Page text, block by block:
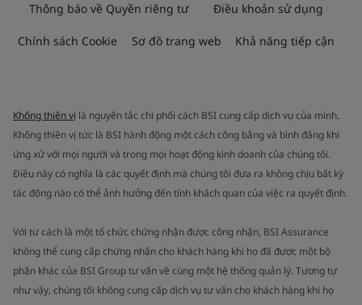
Thông báo về Quyền riêng tư Điều khoản sử dụng
Chính sách Cookie Sơ đồ trang web Khả năng tiếp cận
Không thiên vị là nguyên tắc chi phối cách BSI cung cấp dịch vụ của mình.
Không thiên vị tức là BSI hành động một cách công bằng và bình đẳng khi
ứng xử với mọi người và trong mọi hoạt động kinh doanh của chúng tôi.
Điều này có nghĩa là các quyết định mà chúng tôi đưa ra không chịu bất kỳ
tác động nào có thể ảnh hưởng đến tính khách quan của việc ra quyết định.
Với tư cách là một tổ chức chứng nhận được công nhận, BSI Assurance
không thể cung cấp chứng nhận cho khách hàng khi họ đã được một bộ
phận khác của BSI Group tư vấn về cùng một hệ thống quản lý. Tương tự
như vậy, chúng tôi không cung cấp dịch vụ tư vấn cho khách hàng khi họ